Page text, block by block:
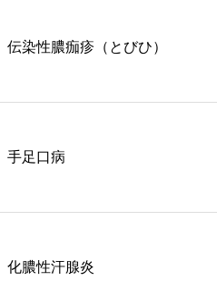
伝染性膿痂疹（とびひ）
手足口病
化膿性汗腺炎